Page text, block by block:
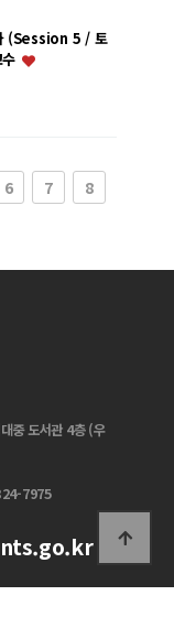
(Session 5 / 토
6 7
8
중 도서관 4층 (우
7975